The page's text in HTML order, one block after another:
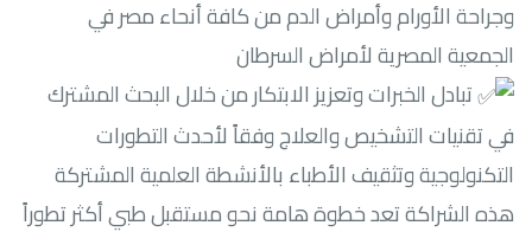
وجراحة الأورام وأمراض الدم من كافة أنحاء مصر في
الجمعية المصرية لأمراض السرطان
تبادل الخبرات وتعزيز الابتكار من خلال البحث المشترك
في تقنيات التشخيص والعلاج وفقاً لأحدث التطورات
التكنولوجية وتثقيف الأطباء بالأنشطة العلمية المشتركة
هذه الشراكة تعد خطوة هامة نحو مستقبل طبي أكثر تطوراً